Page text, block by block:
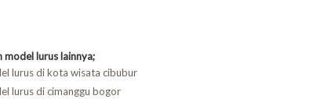
model lurus lainnya;
lurus di kota wisata cibubur
lurus di cimanggu bogor